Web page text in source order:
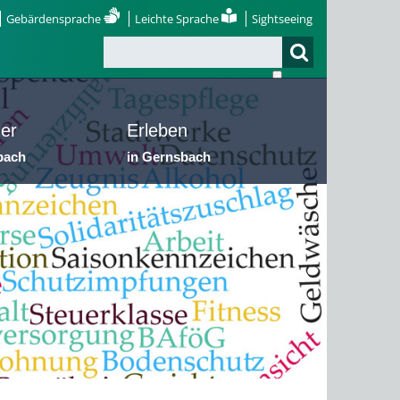
Gebärdensprache Leichte Sprache Sightseeing
Erleben
in Gernsbach